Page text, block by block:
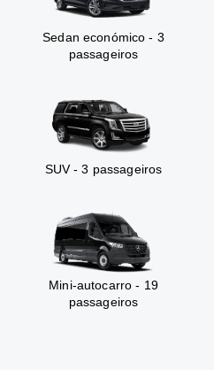
Sedan económico - 3
passageiros
SUV - 3 passageiros
Mini-autocarro - 19
passageiros